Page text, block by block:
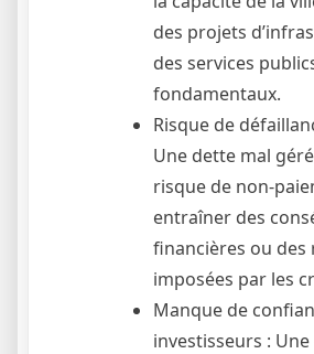
des projets
des services
fondamentaux.
Risque de
Une dette mal
risque de non-
entraîner des
financières ou
imposées par les
Manque de
investisseurs :